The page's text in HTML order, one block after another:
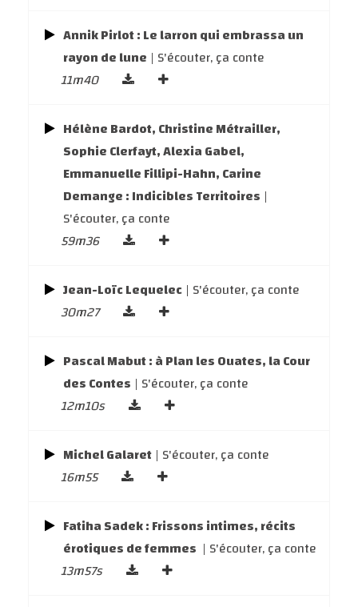
Annik Pirlot : Le larron qui embrassa un
rayon de lune | S'écouter, ça conte
11m40
Hélène Bardot, Christine Métrailler,
Sophie Clerfayt, Alexia Gabel,
Emmanuelle Fillipi-Hahn, Carine
Demange : Indicibles Territoires |
S'écouter, ça conte
59m36
Jean-Loïc Lequelec | S'écouter, ça conte
30m27
Pascal Mabut : à Plan les Ouates, la Cour
des Contes | S'écouter, ça conte
12m10s
Michel Galaret | S'écouter, ça conte
16m55
Fatiha Sadek : Frissons intimes, récits
érotiques de femmes | S'écouter, ça conte
13m57s